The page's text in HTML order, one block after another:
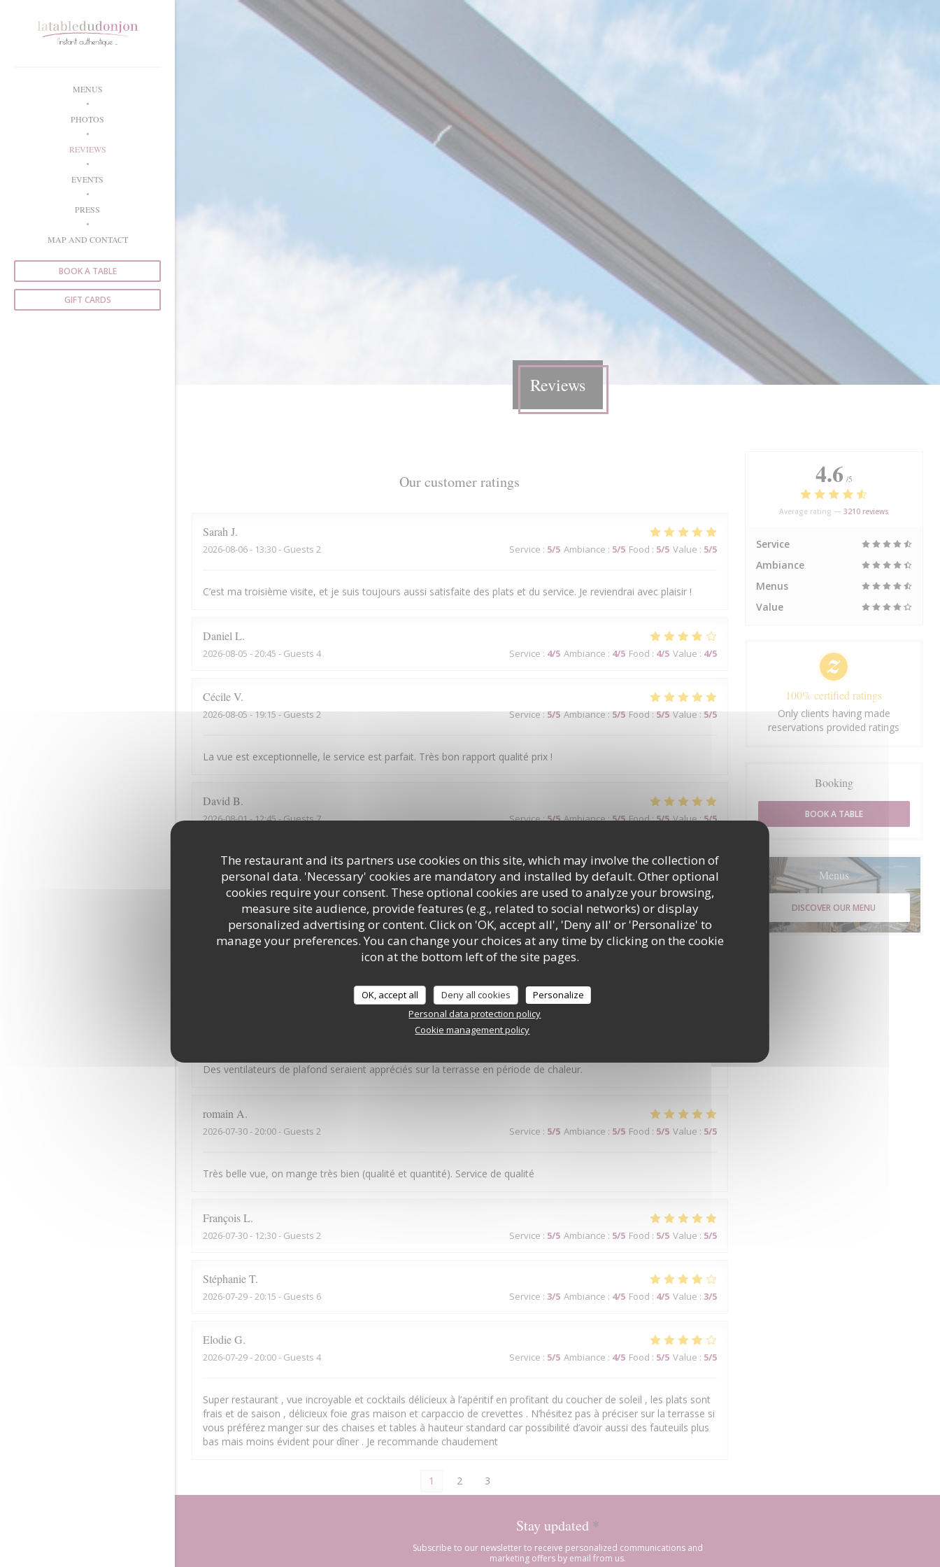
The restaurant and its partners use cookies on this site, which may involve the collection of
personal data. 'Necessary' cookies are mandatory and installed by default. Other optional
cookies require your consent. These optional cookies are used to analyze your browsing,
measure site audience, provide features (e.g., related to social networks) or display
personalized advertising or content. Click on 'OK, accept all', 'Deny all' or 'Personalize' to
manage your preferences. You can change your choices at any time by clicking on the cookie
icon at the bottom left of the site pages.
OK, accept all Deny all cookies
Personalize
Personal data protection policy
Cookie management policy
MENUS
PHOTOS
REVIEWS
EVENTS
PRESS
MAP AND CONTACT
BOOK A TABLE
GIFT CARDS
Reviews
Our customer ratings
Sarah J
2026-08-06- 13:30 - Guests 2 Service : 5/5 Ambiance : 5/5 Food : 5/5 Value : 5/5
C’est ma troisième visite, et je suis toujours aussi satisfaite des plats et du service. Je reviendrai avec plaisir !
Daniel L
2026-08-05 - 20:45 - Guests 4 Service : 4/5 Ambiance : 4/5 Food : 4/5 Value : 4/5
CécileV
2026-08-05 - 19:15 - Guests 2 Service:5/5 Ambiance:5/5 Food:5/5 Value : 5/5
La vue est exceptionnelle, le service est parfait. Très bon rapport qualité prix !
David B
2026-08-01- 12:45 - Guests 7 Service:5/5 Ambiance:5/5 Food:5/5 Value:5/5
La vue de la terrasse est à couper le souffle. Les mets sont excellents. Le service est à la hauteur de l'ensemble.
2026-07-31- 12:15 - Guests 2 Service:1/5 Ambiance: 4/5 Food:5/5 Value:3/5
Bonne cuisine mais service médiocre
Service
Des ventilateurs de plafond seraient appréciés sur la terrasse en période de chaleur.
romain A
2026-07-30- 20:00 - Guests 2 Service : 5/5 Ambiance : 5/5 Food : 5/5 Value : 5/5
Très belle vue, on mange très bien (qualité et quantité). Service de qualité
FrançoisL
2026-07-30- 12:30 - Guests 2 Service : 5/5 Ambiance : 5/5 Food : 5/5 Value : 5/5
StéphanieT
2026-07-29- 20:15 - Guests 6 Service : 3/5 Ambiance : 4/5 Food : 4/5 Value : 3/5
ElodieG
2026-07-29- 20:00 - Guests 4 Service : 5/5 Ambiance : 4/5 Food : 5/5 Value : 5/5
Super restaurant , vue incroyable et cocktails délicieux à l’apéritif en profitant du coucher de soleil , les plats sont
frais et de saison , délicieux foie gras maison et carpaccio de crevettes . N’hésitez pas à préciser sur la terrasse si
vous préférez manger sur des chaises et tables à hauteur standard car possibilité d’avoir aussi des fauteuils plus
bas mais moins évident pour dîner . Je recommande chaudement
1 2 3
4.6 /5
Average rating — 3210 reviews
Service
Ambiance
Menus
Value
100% certified ratings
Only clients having made
reservations provided ratings
Booking
BOOK A TABLE
Menus
DISCOVER OUR MENU
Stay updated *
Subscribe to our newsletter to receive personalized communications and
marketing offers by email from us.